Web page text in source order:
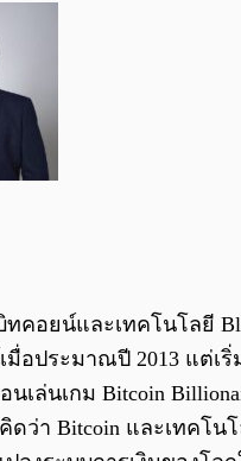
คอยน์และเทคโนโลยี
มื่อประมาณปี 2013 แต่เ
นเล่นเกม Bitcoin
ดว่า Bitcoin และเทคโนโ